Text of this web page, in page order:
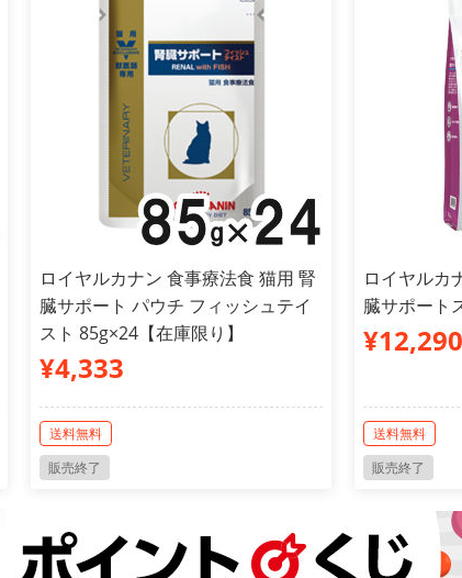
ロイヤルカナン 食事療法食 猫用 腎
臓サポート パウチ フィッシュテイ
スト 85g×24【在庫限り】
¥4,333
送料無料
販売終了
ロイヤルカ
臓サポート
¥12,290
送料無料
販売終了